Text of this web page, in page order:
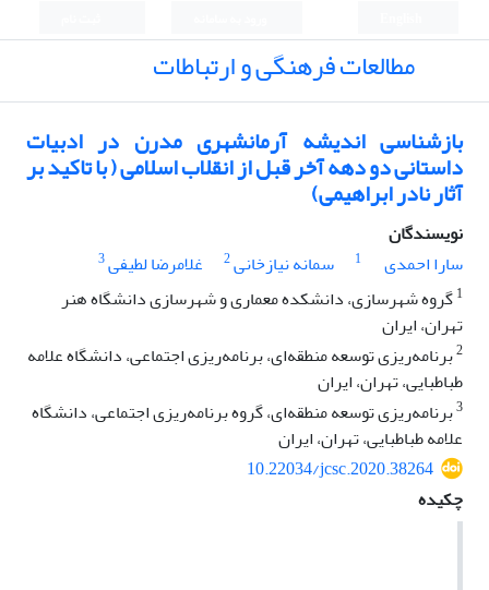
مطالعات فرهنگی و ارتباطات
بازشناسی اندیشه آرمانشهری مدرن در ادبیات
داستانی دو دهه آخر قبل از انقلاب اسلامی ( با تاکید بر
آثار نادر ابراهیمی)
نویسندگان
سارا احمدی
1 سمانه نیازخانی2 غلامرضا لطیفی3
1گروه شهرسازی، دانشکده معماری و شهرسازی دانشگاه هنر
تهران، ایران
2برنامه‌ریزی توسعه منطقه‌ای، برنامه‌ریزی اجتماعی، دانشگاه علامه
طباطبایی، تهران، ایران
3برنامه‌ریزی توسعه منطقه‌ای، گروه برنامه‌ریزی اجتماعی، دانشگاه
علامه طباطبایی، تهران، ایران
10.22034/jcsc.2020.38264
چکیده